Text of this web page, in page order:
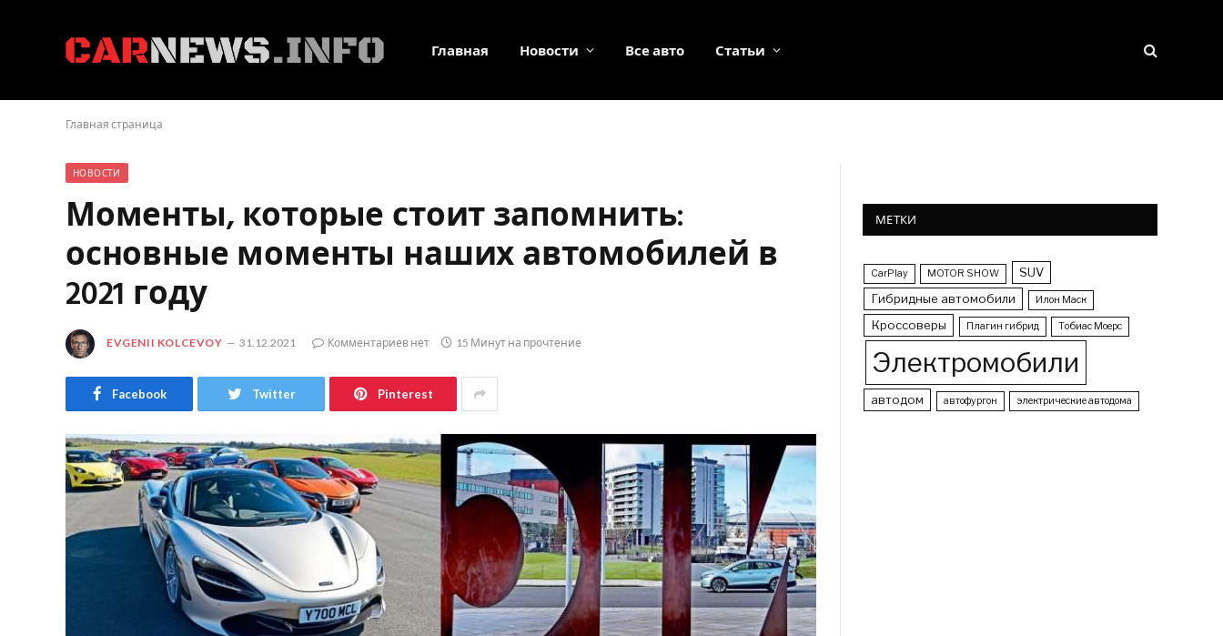
Главная Новости Все авто Статьи
Главная страница
НОВОСТИ
Моменты, которые стоит запомнить:
основные моменты наших автомобилей в
2021 году
EVGENII KOLCEVOY 31.12.2021 Комментариев нет 15 Минут на прочтение
Facebook Twitter Pinterest
МЕТКИ
CarPlay MOTOR SHOW
SUV
Гибридные автомобили
Илон Маск
Кроссоверы Плагин гибрид Тобиас Моерс
Электромобили
автодом автофургон электрические автодома